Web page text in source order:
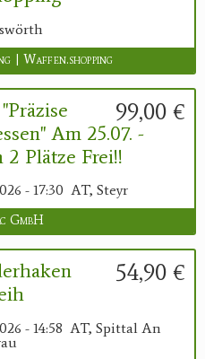
| Waffen.shopping
99,00 €
Am 25.07. -
2 Plätze Frei!!
- 17:30 AT, Steyr
GmbH
54,90 €
- 14:58 AT, Spittal An